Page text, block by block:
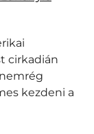
cirkadián
kezdeni a